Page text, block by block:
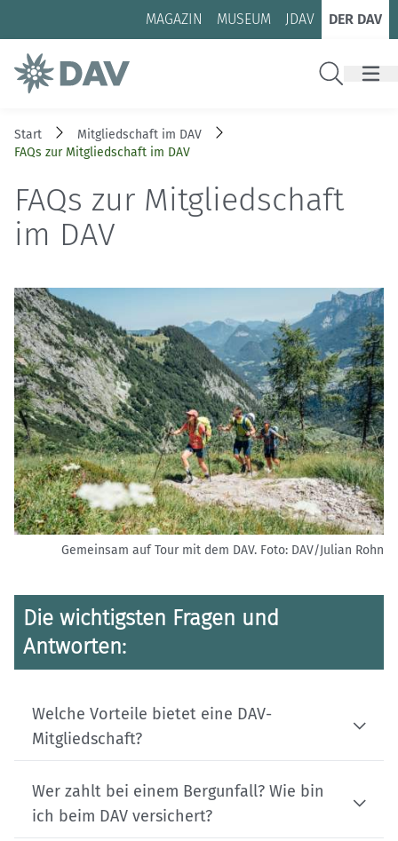
Zum Inhalt
Zur Footer-Navigation
MAGAZIN MUSEUM JDAV DER DAV
Start
Mitgliedschaft im DAV
FAQs zur Mitgliedschaft im DAV
FAQs zur Mitgliedschaft
im DAV
Gemeinsam auf Tour mit dem DAV. Foto: DAV/Julian Rohn
Die wichtigsten Fragen und
Antworten:
Welche Vorteile bietet eine DAV-
Mitgliedschaft?
Wer zahlt bei einem Bergunfall? Wie bin
ich beim DAV versichert?